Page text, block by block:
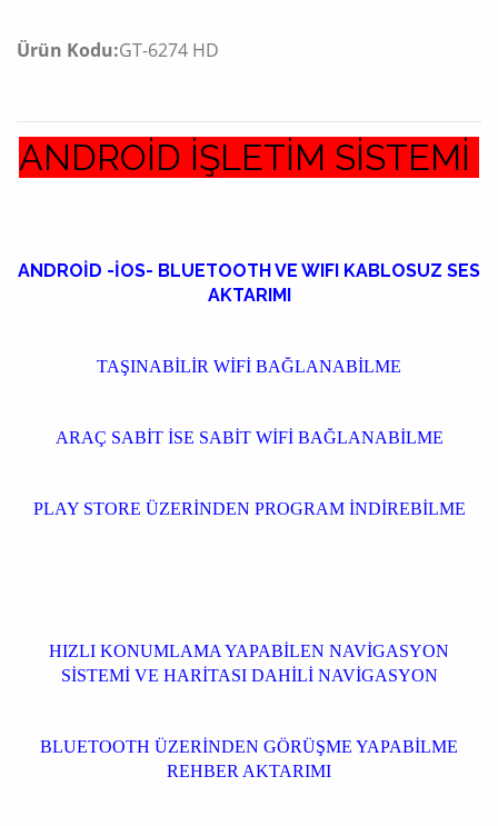
Ürün Kodu:GT-6274 HD
ANDROİD İŞLETİM SİSTEMİ
ANDROİD -İOS- BLUETOOTH VE WIFI KABLOSUZ SES
AKTARIMI
TAŞINABİLİR WİFİ BAĞLANABİLME
ARAÇ SABİT İSE SABİT WİFİ BAĞLANABİLME
PLAY STORE ÜZERİNDEN PROGRAM İNDİREBİLME
HIZLI KONUMLAMA YAPABİLEN NAVİGASYON
SİSTEMİ VE HARİTASI DAHİLİ NAVİGASYON
BLUETOOTH ÜZERİNDEN GÖRÜŞME YAPABİLME
REHBER AKTARIMI